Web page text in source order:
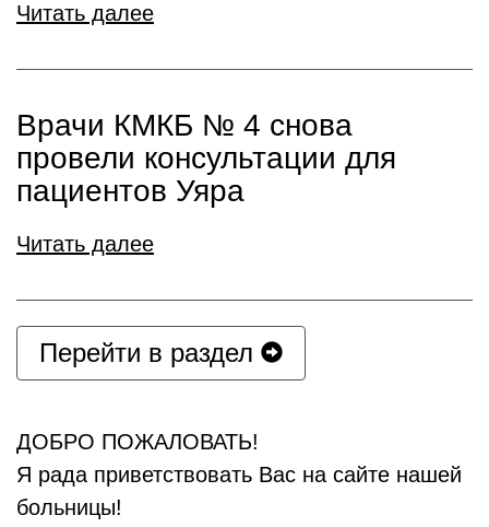
Читать далее
Врачи КМКБ № 4 снова
провели консультации для
пациентов Уяра
Читать далее
Перейти в раздел
ДОБРО ПОЖАЛОВАТЬ!
Я рада приветствовать Вас на сайте нашей
больницы!